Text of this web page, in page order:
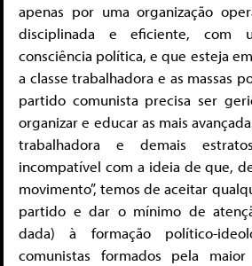
apenas por uma organização
disciplinada e eficiente, com
consciência política, e que esteja
a classe trabalhadora e as massas
partido comunista precisa ser
organizar e educar as mais
trabalhadora e demais
incompatível com a ideia de que,
movimento”, temos de aceitar
partido e dar o mínimo de
dada) à formação político-
comunistas formados pela